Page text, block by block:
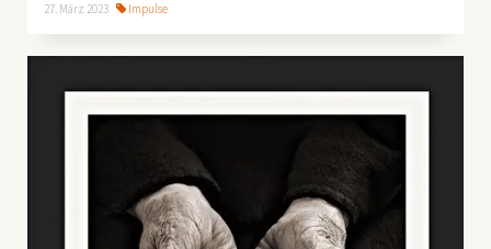
27. März 2023 Impulse